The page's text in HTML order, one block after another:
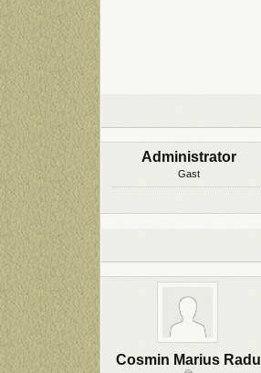
Administrator
Gast
Cosmin Marius Radu